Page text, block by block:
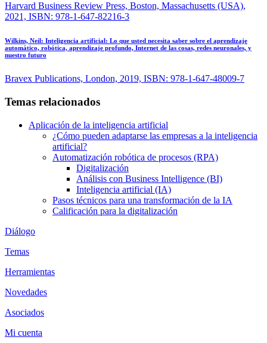
Harvard Business Review Press, Boston, Massachusetts (USA),
2021, ISBN: 978-1-647-82216-3
Wilkins, Neil: Inteligencia artificial: Lo que usted necesita saber sobre el aprendizaje
automático, robótica, aprendizaje profundo, Internet de las cosas, redes neuronales, y
nuestro futuro
Bravex Publications, London, 2019, ISBN: 978-1-647-48009-7
Temas relacionados
Aplicación de la inteligencia artificial
¿Cómo pueden adaptarse las empresas a la inteligencia
artificial?
Automatización robótica de procesos (RPA)
Digitalización
Análisis con Business Intelligence (BI)
Inteligencia artificial (IA)
Pasos técnicos para una transformación de la IA
Calificación para la digitalización
Diálogo
Temas
Herramientas
Novedades
Asociados
Mi cuenta